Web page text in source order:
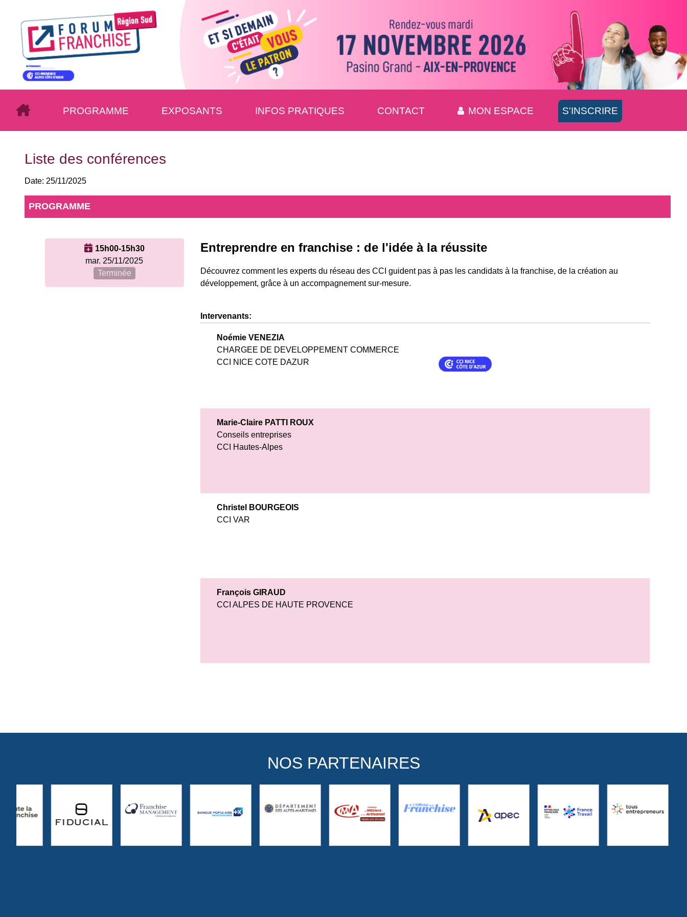
PROGRAMME EXPOSANTS INFOS PRATIQUES CONTACT MON ESPACE S'INSCRIRE
Liste des conférences
Date: 25/11/2025
PROGRAMME
15h00-15h30
mar. 25/11/2025
Terminée
Entreprendre en franchise : de l'idée à la réussite
Découvrez comment les experts du réseau des CCI guident pas à pas les candidats à la franchise, de la création au
développement, grâce à un accompagnement sur-mesure.
Intervenants:
Noémie VENEZIA
CHARGEE DE DEVELOPPEMENT COMMERCE
CCI NICE COTE DAZUR
Marie-Claire PATTI ROUX
Conseils entreprises
CCI Hautes-Alpes
Christel BOURGEOIS
CCI VAR
François GIRAUD
CCI ALPES DE HAUTE PROVENCE
NOS PARTENAIRES